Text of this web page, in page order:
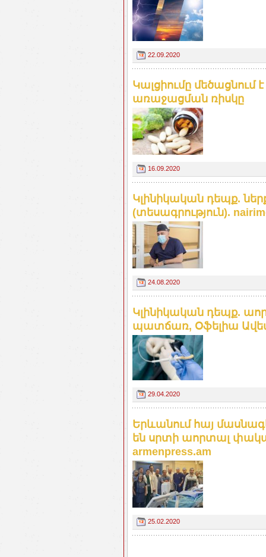
22.09.2020
Կալցիումը
առաջացման ռիսկը
16.09.2020
Կլինիկական դեպք.
(տեսագրություն).
24.08.2020
Կլինիկական դեպք.
պատճառ, Օֆելիա
29.04.2020
Երևանում հայ
են սրտի աորտալ
armenpress.am
25.02.2020